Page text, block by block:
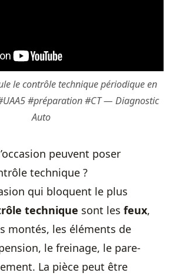
le contrôle technique périodique en
#préparation #CT — Diagnostic
Auto
peuvent poser
technique ?
qui bloquent le plus
technique sont les feux,
montés, les éléments de
le freinage, le pare-
La pièce peut être